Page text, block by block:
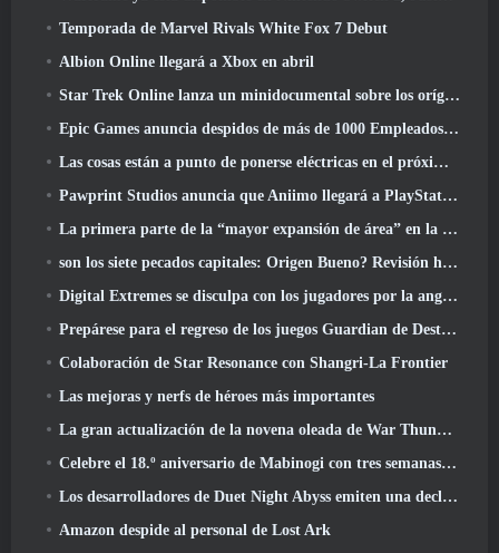
Temporada de Marvel Rivals White Fox 7 Debut
Albion Online llegará a Xbox en abril
Star Trek Online lanza un minidocumental sobre los orígenes de la Federación para celebrar el 16º aniversario
Epic Games anuncia despidos de más de 1000 Empleados, Citando "Descenso en el compromiso de Fortnite"
Las cosas están a punto de ponerse eléctricas en el próximo evento Aftershock de Apex Legends
Pawprint Studios anuncia que Aniimo llegará a PlayStation 5 Y la tienda de Epic Games en los lanzamientos
La primera parte de la “mayor expansión de área” en la historia de RuneScape se lanza hoy
son los siete pecados capitales: Origen Bueno? Revisión honesta
Digital Extremes se disculpa con los jugadores por la angustia causada por las “invitaciones nefastas” en Warframe
Prepárese para el regreso de los juegos Guardian de Destiny 2
Colaboración de Star Resonance con Shangri-La Frontier
Las mejoras y nerfs de héroes más importantes
La gran actualización de la novena oleada de War Thunder mejora el aspecto de las batallas navales con imágenes acuáticas mejoradas
Celebre el 18.º aniversario de Mabinogi con tres semanas de eventos y recompensas
Los desarrolladores de Duet Night Abyss emiten una declaración oficial sobre un reciente incidente de malware después de la actualización del juego
Amazon despide al personal de Lost Ark